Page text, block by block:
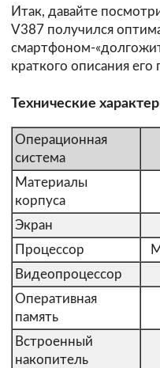
Итак, давайте
V387 получился
смартфоном-
краткого описания его
Технические
Операционная
система
Материалы
корпуса
Экран
Процессор
Видеопроцессор
Оперативная
память
Встроенный
накопитель